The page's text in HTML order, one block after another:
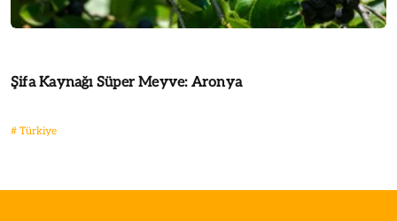
Şifa Kaynağı Süper Meyve: Aronya
# Türkiye